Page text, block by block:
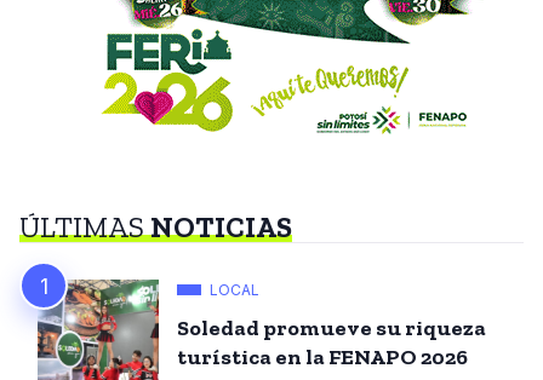
ÚLTIMASNOTICIAS
LOCAL
Soledad promueve su riqueza
turística en la FENAPO 2026